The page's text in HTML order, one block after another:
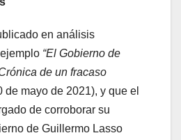
en análisis
“El Gobierno de
de un fracaso
de mayo de 2021), y que el
de corroborar su
de Guillermo Lasso